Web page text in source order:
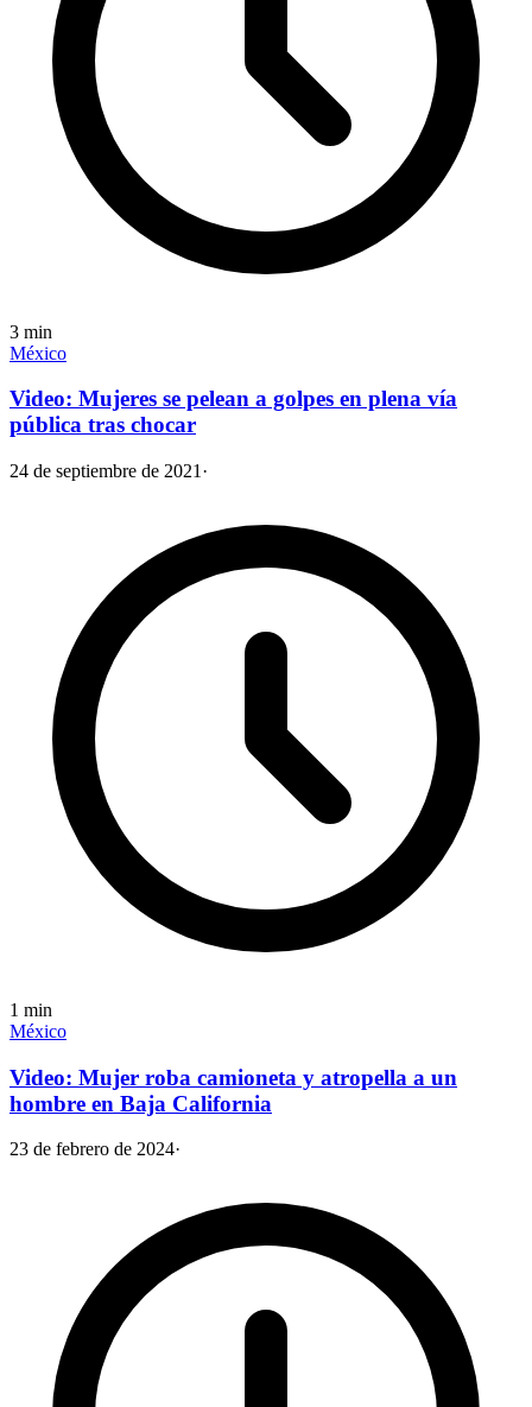
3 min
México
Video: Mujeres se pelean a golpes en plena vía
pública tras chocar
24 de septiembre de 2021 ·
1 min
México
Video: Mujer roba camioneta y atropella a un
hombre en Baja California
23 de febrero de 2024·